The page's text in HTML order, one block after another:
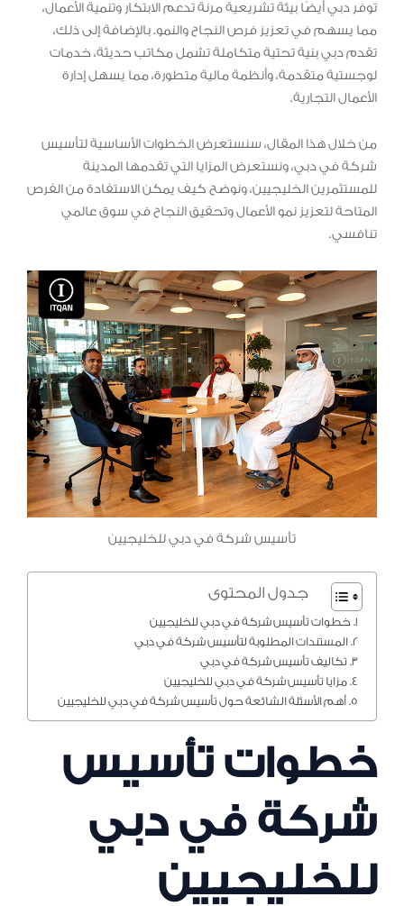
توفر دبي أيضًا بيئة تشريعية مرنة تدعم الابتكار وتنمية الأعمال،
مما يسهم في تعزيز فرص النجاح والنمو. بالإضافة إلى ذلك،
تقدم دبي بنية تحتية متكاملة تشمل مكاتب حديثة، خدمات
لوجستية متقدمة، وأنظمة مالية متطورة، مما يسهل إدارة
الأعمال التجارية.
من خلال هذا المقال، سنستعرض الخطوات الأساسية لتأسيس
شركة في دبي، ونستعرض المزايا التي تقدمها المدينة
للمستثمرين الخليجيين، ونوضح كيف يمكن الاستفادة من الفرص
المتاحة لتعزيز نمو الأعمال وتحقيق النجاح في سوق عالمي
تنافسي.
تأسيس شركة في دبي للخليجيين
جدول المحتوى
خطوات تأسيس شركة في دبي للخليجيين
المستندات المطلوبة لتأسيس شركة في دبي
تكاليف تأسيس شركة في دبي
مزايا تأسيس شركة في دبي للخليجيين
أهم الأسئلة الشائعة حول تأسيس شركة في دبي للخليجيين
خطوات تأسيس
شركة في دبي
للخليجيين